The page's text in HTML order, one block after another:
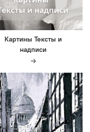
Картины Тексты и
надписи